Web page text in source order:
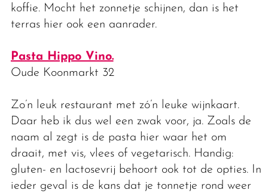
koffie. Mocht het zonnetje schijnen, dan is het
terras hier ook een aanrader.
Pasta Hippo Vino.
Oude Koonmarkt 32
Zo’n leuk restaurant met zó’n leuke wijnkaart.
Daar heb ik dus wel een zwak voor, ja. Zoals de
naam al zegt is de pasta hier waar het om
draait, met vis, vlees of vegetarisch. Handig:
gluten- en lactosevrij behoort ook tot de opties. In
ieder geval is de kans dat je tonnetje rond weer